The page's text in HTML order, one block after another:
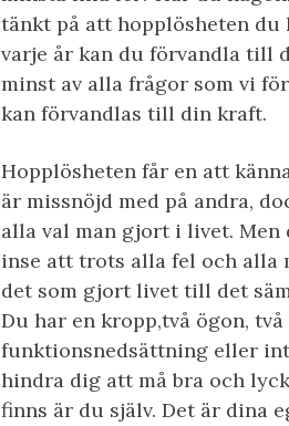
tänkt på att hopplösheten du
varje år kan du förvandla till
minst av alla frågor som vi
kan förvandlas till din kraft.
Hopplösheten får en att
är missnöjd med på andra,
alla val man gjort i livet. Men
inse att trots alla fel och alla
det som gjort livet till det
Du har en kropp,två ögon,
funktionsnedsättning eller
hindra dig att må bra och
finns är du själv. Det är dina